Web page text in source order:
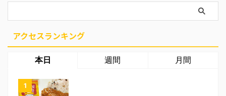
アクセスランキング
本日 週間 月間